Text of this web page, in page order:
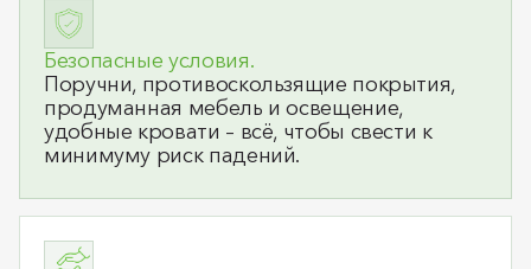
Безопасные условия.
Поручни, противоскользящие покрытия,
продуманная мебель и освещение,
удобные кровати – всё, чтобы свести к
минимуму риск падений.